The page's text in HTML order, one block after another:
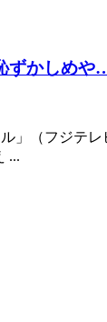
ずかしめ
」（フジテ
...